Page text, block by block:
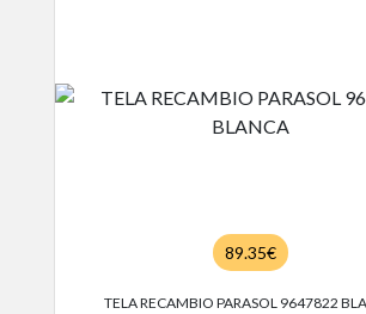
89.35€
TELA RECAMBIO PARASOL 9647822